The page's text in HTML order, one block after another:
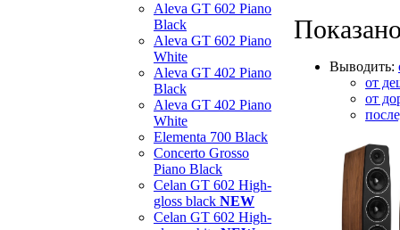
Aleva GT 602 Piano
Black
Aleva GT 602 Piano
White
Aleva GT 402 Piano
Black
Aleva GT 402 Piano
White
Elementa 700 Black
Concerto Grosso
Piano Black
Celan GT 602 High-
gloss black NEW
Celan GT 602 High-
Выводить:
от
от